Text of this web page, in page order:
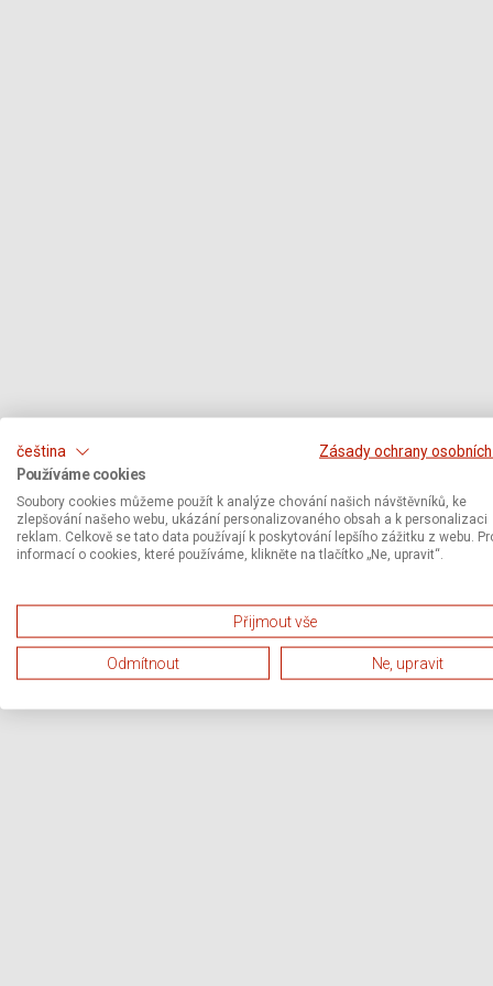
čeština
Zásady ochrany
Používáme cookies
Soubory cookies můžeme použít k analýze chování našich návštěvníků, ke
zlepšování našeho webu, ukázání personalizovaného obsah a k personalizaci
reklam. Celkově se tato data používají k poskytování lepšího zážitku z webu.
informací o cookies, které používáme, klikněte na tlačítko „Ne, upravit“.
Přijmout vše
Odmítnout Ne, upravit